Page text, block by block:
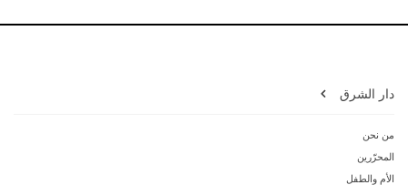
دار الشرق
من نحن
المحرّرين
الأم والطفل